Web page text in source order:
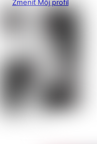
Zmeniť Môj profil